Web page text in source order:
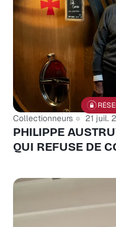
Collectionneurs 21 juil.
PHILIPPE
QUI REFUSE DE